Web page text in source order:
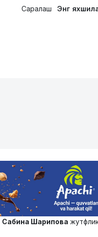
Саралаш Энг
Сабина Шарипова